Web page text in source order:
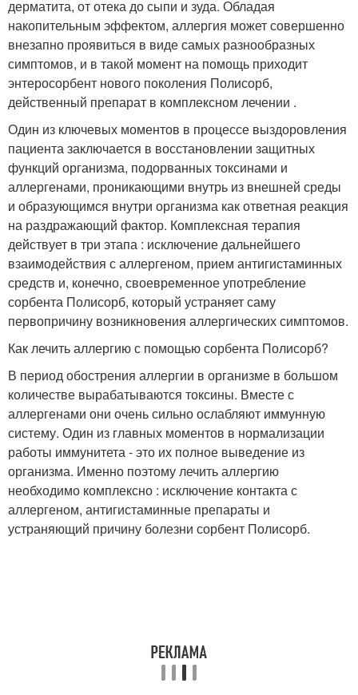
дерматита, от отека до сыпи и зуда. Обладая
накопительным эффектом, аллергия может совершенно
внезапно проявиться в виде самых разнообразных
симптомов, и в такой момент на помощь приходит
энтеросорбент нового поколения Полисорб,
действенный препарат в комплексном лечении .
Один из ключевых моментов в процессе выздоровления
пациента заключается в восстановлении защитных
функций организма, подорванных токсинами и
аллергенами, проникающими внутрь из внешней среды
и образующимся внутри организма как ответная реакция
на раздражающий фактор. Комплексная терапия
действует в три этапа : исключение дальнейшего
взаимодействия с аллергеном, прием антигистаминных
средств и, конечно, своевременное употребление
сорбента Полисорб, который устраняет саму
первопричину возникновения аллергических симптомов.
Как лечить аллергию с помощью сорбента Полисорб?
В период обострения аллергии в организме в большом
количестве вырабатываются токсины. Вместе с
аллергенами они очень сильно ослабляют иммунную
систему. Один из главных моментов в нормализации
работы иммунитета - это их полное выведение из
организма. Именно поэтому лечить аллергию
необходимо комплексно : исключение контакта с
аллергеном, антигистаминные препараты и
устраняющий причину болезни сорбент Полисорб.